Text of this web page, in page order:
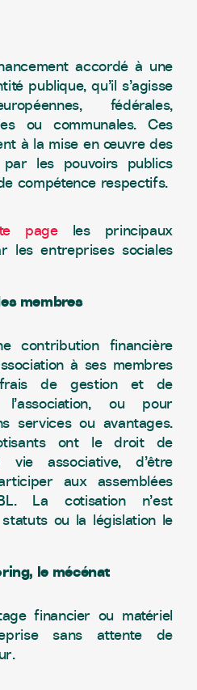
accordé à une
publique, qu’il s’agisse
fédérales,
ou communales. Ces
à la mise en œuvre des
par les pouvoirs publics
compétence respectifs.
pageles principaux
les entreprises sociales
membres
contribution financière
à ses membres
de gestion et de
ou pour
services ou avantages.
ont le droit de
vie associative, d’être
aux assemblées
La cotisation n’est
ou la législation le
le mécénat
financier ou matériel
sans attente de